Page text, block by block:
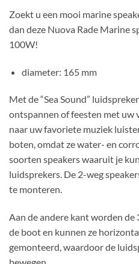
Zoekt u een mooi marine
dan deze Nuova Rade Marine
100W!
diameter: 165 mm
Met de “Sea Sound”
ontspannen of feesten met uw
naar uw favoriete muziek
boten, omdat ze water- en
soorten speakers waaruit je
luidsprekers. De 2-weg
te monteren.
Aan de andere kant worden
de boot en kunnen ze
gemonteerd, waardoor de